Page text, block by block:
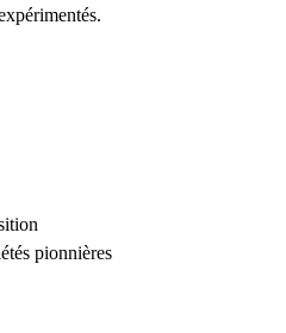
pionnières